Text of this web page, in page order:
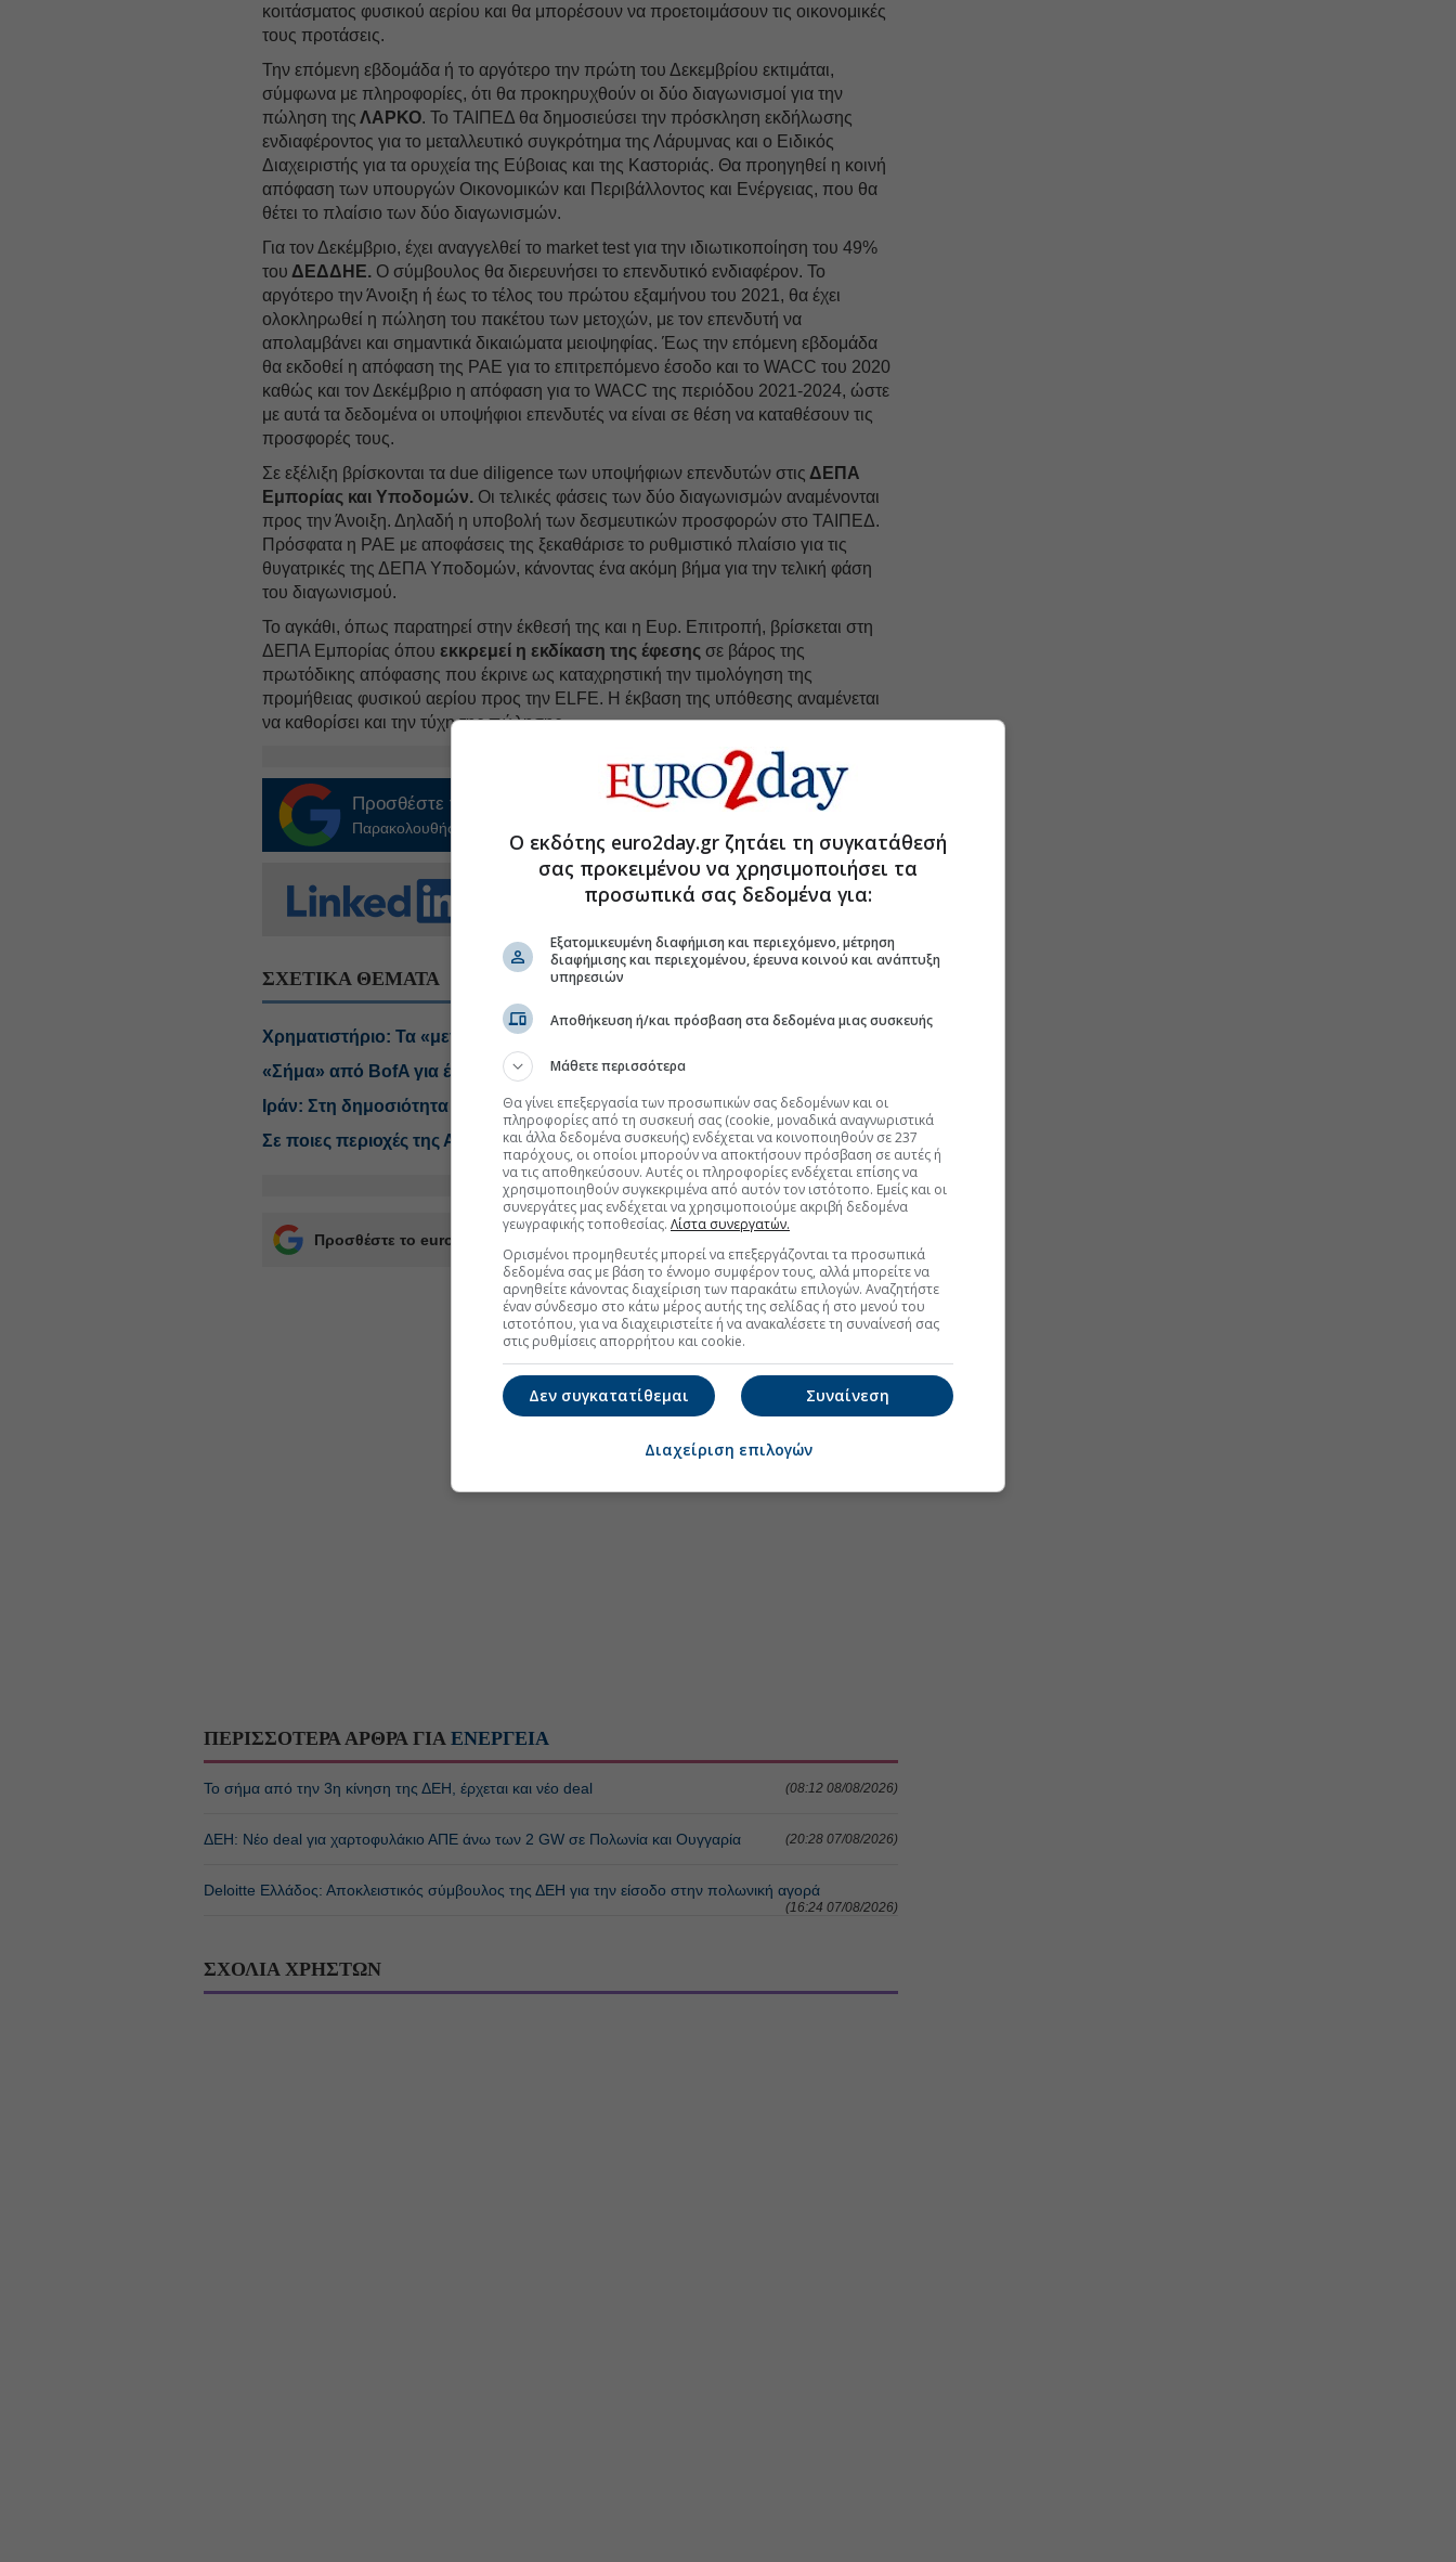
κοιτάσματος φυσικού αερίου και θα μπορέσουν να προετοιμάσουν τις οικονομικές
τους προτάσεις.
Την επόμενη εβδομάδα ή το αργότερο την πρώτη του Δεκεμβρίου εκτιμάται,
σύμφωνα με πληροφορίες, ότι θα προκηρυχθούν οι δύο διαγωνισμοί για την
πώληση της ΛΑΡΚΟ. Το ΤΑΙΠΕΔ θα δημοσιεύσει την πρόσκληση εκδήλωσης
ενδιαφέροντος για το μεταλλευτικό συγκρότημα της Λάρυμνας και ο Ειδικός
Διαχειριστής για τα ορυχεία της Εύβοιας και της Καστοριάς. Θα προηγηθεί η κοινή
απόφαση των υπουργών Οικονομικών και Περιβάλλοντος και Ενέργειας, που θα
θέτει το πλαίσιο των δύο διαγωνισμών.
Για τον Δεκέμβριο, έχει αναγγελθεί το market test για την ιδιωτικοποίηση του 49%
του ΔΕΔΔΗΕ. Ο σύμβουλος θα διερευνήσει το επενδυτικό ενδιαφέρον. Το
αργότερο την Άνοιξη ή έως το τέλος του πρώτου εξαμήνου του 2021, θα έχει
ολοκληρωθεί η πώληση του πακέτου των μετοχών, με τον επενδυτή να
απολαμβάνει και σημαντικά δικαιώματα μειοψηφίας. Έως την επόμενη εβδομάδα
θα εκδοθεί η απόφαση της ΡΑΕ για το επιτρεπόμενο έσοδο και το WACC του 2020
καθώς και τον Δεκέμβριο η απόφαση για το WACC της περιόδου 2021-2024, ώστε
με αυτά τα δεδομένα οι υποψήφιοι επενδυτές να είναι σε θέση να καταθέσουν τις
προσφορές τους.
Σε εξέλιξη βρίσκονται τα due diligence των υποψήφιων επενδυτών στις ΔΕΠΑ
Εμπορίας και Υποδομών. Οι τελικές φάσεις των δύο διαγωνισμών αναμένονται
προς την Άνοιξη. Δηλαδή η υποβολή των δεσμευτικών προσφορών στο ΤΑΙΠΕΔ.
Πρόσφατα η ΡΑΕ με αποφάσεις της ξεκαθάρισε το ρυθμιστικό πλαίσιο για τις
θυγατρικές της ΔΕΠΑ Υποδομών, κάνοντας ένα ακόμη βήμα για την τελική φάση
του διαγωνισμού.
Το αγκάθι, όπως παρατηρεί στην έκθεσή της και η Ευρ. Επιτροπή, βρίσκεται στη
ΔΕΠΑ Εμπορίας όπουεκκρεμεί η εκδίκαση της έφεσης σε βάρος της
πρωτόδικης απόφασης που έκρινε ως καταχρηστική την τιμολόγηση της
προμήθειας φυσικού αερίου προς την ELFE. Η έκβαση της υπόθεσης αναμένεται
να καθορίσει και την τύχη της πώλησης.
Προσθέστε το στοGoogle Discover!
Παρακολουθήστε τις εξελίξεις με την υπογραφη εγκυρότητας του Euro2day.gr
FOLLOW US
ΣΧΕΤΙΚΑ ΘΕΜΑΤΑ
Χρηματιστήριο: Τα «μεγάλα παιδιά» κρατούν ψηλά τζίρο και προσδοκίες
«Σήμα» από BofA για έξοδο από τα risky assets
Ιράν: Στη δημοσιότητα βίντεο του «αόρατου» Μοτζταμπά Χαμενεΐ
Σε ποιες περιοχές της Αττικής υποχωρούν τα ενοίκια
Προσθέστε το euro2day.gr στο Discover
ΠΕΡΙΣΣΟΤΕΡΑ ΑΡΘΡΑ ΓΙΑ ΕΝΕΡΓΕΙΑ
Το σήμα από την 3η κίνηση της ΔΕΗ, έρχεται και νέο deal (08:12 08/08/2026)
ΔΕΗ: Νέο deal για χαρτοφυλάκιο ΑΠΕ άνω των 2 GW σε Πολωνία και Ουγγαρία (20:28 07/08/2026)
Deloitte Ελλάδος: Αποκλειστικός σύμβουλος της ΔΕΗ για την είσοδο στην πολωνική αγορά
(16:24 07/08/2026)
ΣΧΟΛΙΑ ΧΡΗΣΤΩΝ
Ο εκδότης euro2day.gr ζητάει τη συγκατάθεσή
σας προκειμένου να χρησιμοποιήσει τα
προσωπικά σας δεδομένα για:
Εξατομικευμένη διαφήμιση και περιεχόμενο, μέτρηση
διαφήμισης και περιεχομένου, έρευνα κοινού και ανάπτυξη
υπηρεσιών
Αποθήκευση ή/και πρόσβαση στα δεδομένα μιας συσκευής
Μάθετε περισσότερα
Θα γίνει επεξεργασία των προσωπικών σας δεδομένων και οι
πληροφορίες από τη συσκευή σας (cookie, μοναδικά αναγνωριστικά
και άλλα δεδομένα συσκευής) ενδέχεται να κοινοποιηθούν σε 237
παρόχους, οι οποίοι μπορούν να αποκτήσουν πρόσβαση σε αυτές ή
να τις αποθηκεύσουν. Αυτές οι πληροφορίες ενδέχεται επίσης να
χρησιμοποιηθούν συγκεκριμένα από αυτόν τον ιστότοπο. Εμείς και οι
συνεργάτες μας ενδέχεται να χρησιμοποιούμε ακριβή δεδομένα
γεωγραφικής τοποθεσίας. Λίστα συνεργατών.
Ορισμένοι προμηθευτές μπορεί να επεξεργάζονται τα προσωπικά
δεδομένα σας με βάση το έννομο συμφέρον τους, αλλά μπορείτε να
αρνηθείτε κάνοντας διαχείριση των παρακάτω επιλογών. Αναζητήστε
έναν σύνδεσμο στο κάτω μέρος αυτής της σελίδας ή στο μενού του
ιστοτόπου, για να διαχειριστείτε ή να ανακαλέσετε τη συναίνεσή σας
στις ρυθμίσεις απορρήτου και cookie.
Συναίνεση
Δεν συγκατατίθεμαι
Διαχείριση επιλογών